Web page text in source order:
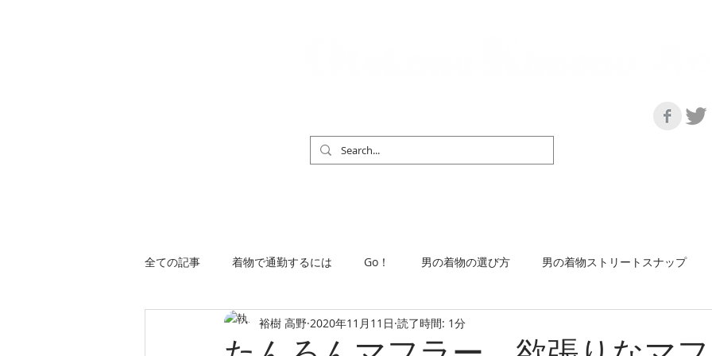
全ての記事 着物で通勤するには Go！ 男の着物の選び方 男の着物ストリートスナップ
裕樹 高野 2020年11月11日 読了時間: 1分